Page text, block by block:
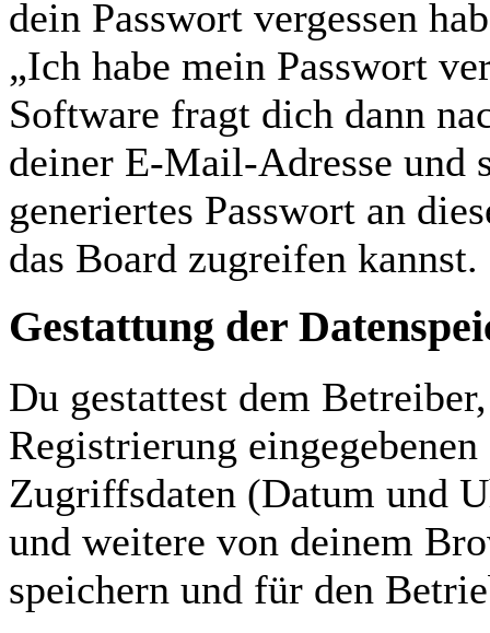
dein Passwort vergessen
„Ich habe mein Passwort
Software fragt dich dann
deiner E-Mail-Adresse und
generiertes Passwort an
das Board zugreifen kannst.
Gestattung der
Du gestattest dem
Registrierung
Zugriffsdaten (Datum und
und weitere von deinem
speichern und für den